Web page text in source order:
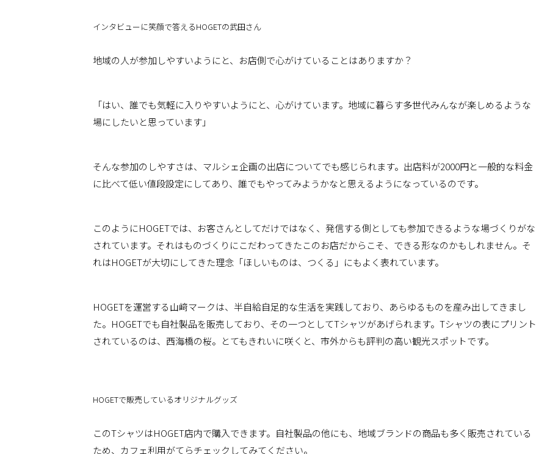
インタビューに笑顔で答えるHOGETの武田さん
地域の人が参加しやすいようにと、お店側で心がけていることはありますか？
「はい、誰でも気軽に入りやすいようにと、心がけています。地域に暮らす多世代みんなが楽しめるような
場にしたいと思っています」
そんな参加のしやすさは、マルシェ企画の出店についてでも感じられます。出店料が2000円と一般的な料金
に比べて低い値段設定にしてあり、誰でもやってみようかなと思えるようになっているのです。
このようにHOGETでは、お客さんとしてだけではなく、発信する側としても参加できるような場づくりがな
されています。それはものづくりにこだわってきたこのお店だからこそ、できる形なのかもしれません。そ
れはHOGETが大切にしてきた理念「ほしいものは、つくる」にもよく表れています。
HOGETを運営する山﨑マークは、半自給自足的な生活を実践しており、あらゆるものを産み出してきまし
た。HOGETでも自社製品を販売しており、その一つとしてTシャツがあげられます。Tシャツの表にプリント
されているのは、西海橋の桜。とてもきれいに咲くと、市外からも評判の高い観光スポットです。
HOGETで販売しているオリジナルグッズ
このTシャツはHOGET店内で購入できます。自社製品の他にも、地域ブランドの商品も多く販売されている
ため、カフェ利用がてらチェックしてみてください。